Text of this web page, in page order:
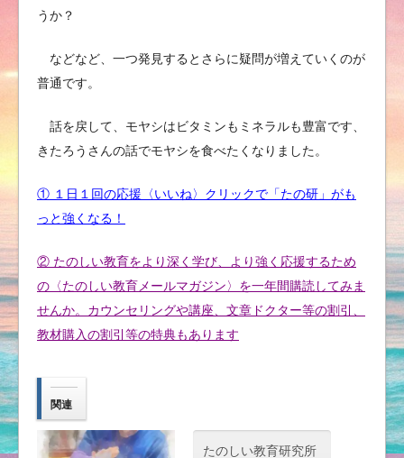
うか？
などなど、一つ発見するとさらに疑問が増えていくのが
普通です。
話を戻して、モヤシはビタミンもミネラルも豊富です、
きたろうさんの話でモヤシを食べたくなりました。
① １日１回の応援〈いいね〉クリックで「たの研」がも
っと強くなる！
② たのしい教育をより深く学び、より強く応援するため
の〈たのしい教育メールマガジン〉を一年間購読してみま
せんか。カウンセリングや講座、文章ドクター等の割引、
教材購入の割引等の特典もあります
関連
たのしい教育研究所